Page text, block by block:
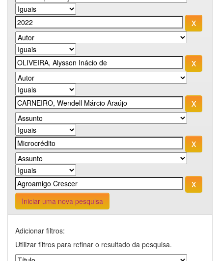
Iniciar uma nova pesquisa
Adicionar filtros:
Utilizar filtros para refinar o resultado da pesquisa.